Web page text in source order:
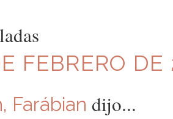
FEBRERO
Farábian dijo...